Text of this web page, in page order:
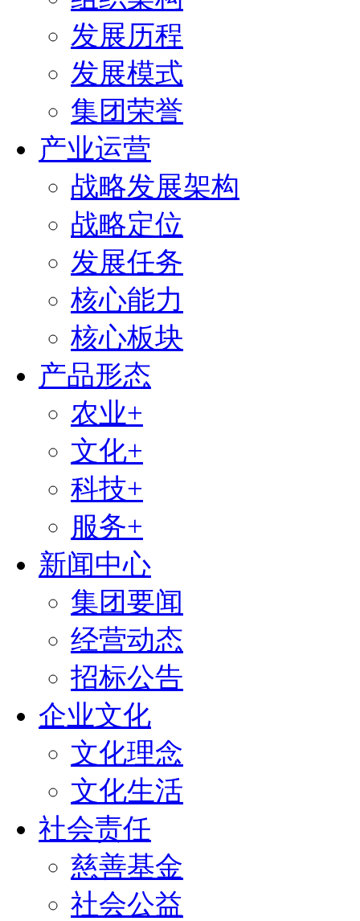
发展历程
发展模式
集团荣誉
产业运营
战略发展架构
战略定位
发展任务
核心能力
核心板块
产品形态
农业+
文化+
科技+
服务+
新闻中心
集团要闻
经营动态
招标公告
企业文化
文化理念
文化生活
社会责任
慈善基金
社会公益